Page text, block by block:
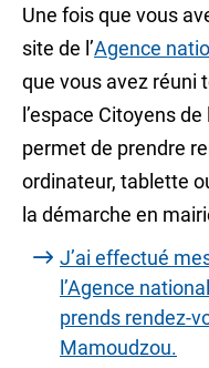
Une fois que vous
site de l’Agence
que vous avez réuni
l’espace Citoyens
permet de prendre
ordinateur, tablette
la démarche en
J’ai effectué
l’Agence
prends rendez-
Mamoudzou.